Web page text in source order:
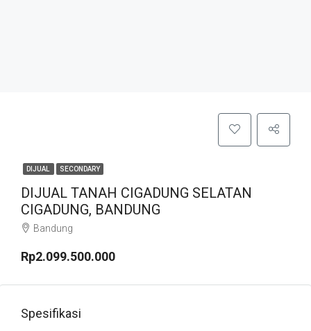
DIJUAL SECONDARY
DIJUAL TANAH CIGADUNG SELATAN
CIGADUNG, BANDUNG
Bandung
Rp2.099.500.000
Spesifikasi